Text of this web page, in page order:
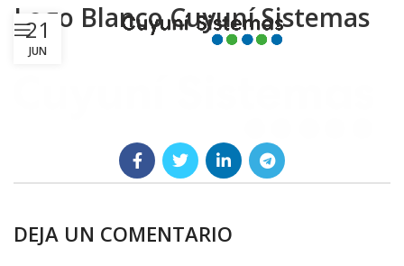
Logo Blanco Cuyuní Sistemas
21
JUN
DEJA UN COMENTARIO